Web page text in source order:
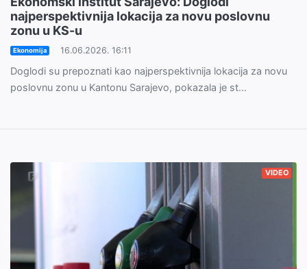
najperspektivnija lokacija za novu poslovnu
zonu u KS-u
Ekonomija 16.06.2026. 16:11
Doglodi su prepoznati kao najperspektivnija lokacija za novu
poslovnu zonu u Kantonu Sarajevo, pokazala je st...
VIDEO